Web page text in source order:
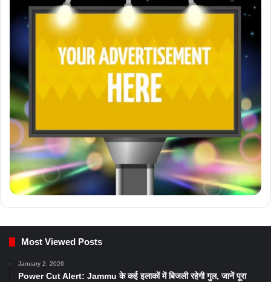
Most Viewed Posts
January 2, 2026
Power Cut Alert: Jammu के कई इलाकों में बिजली रहेगी गुल, जानें पूरा